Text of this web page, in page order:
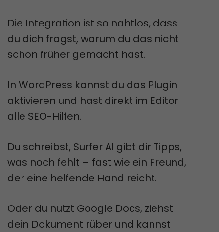
Die Integration ist so nahtlos, dass
du dich fragst, warum du das nicht
schon früher gemacht hast.
In WordPress kannst du das Plugin
aktivieren und hast direkt im Editor
alle SEO-Hilfen.
Du schreibst, Surfer AI gibt dir Tipps,
was noch fehlt – fast wie ein Freund,
der eine helfende Hand reicht.
Oder du nutzt Google Docs, ziehst
dein Dokument rüber und kannst